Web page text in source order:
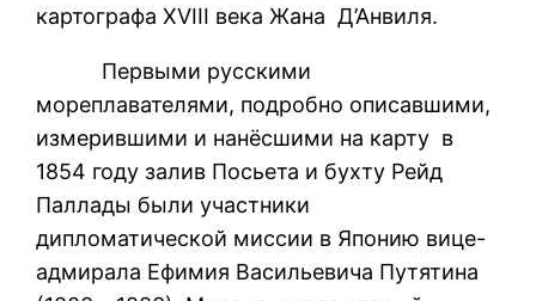
картографа XVIII века Жана Д’Анвиля.
Первыми русскими
мореплавателями, подробно описавшими,
измерившими и нанёсшими на карту в
1854 году залив Посьета и бухту Рейд
Паллады были участники
дипломатической миссии в Японию вице-
адмирала Ефимия Васильевича Путятина